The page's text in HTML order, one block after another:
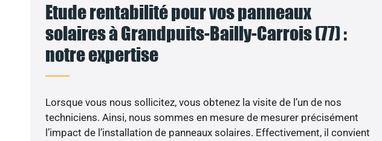
Etude rentabilité pour vos panneaux
solaires à Grandpuits-Bailly-Carrois (77) :
notre expertise
Lorsque vous nous sollicitez, vous obtenez la visite de l’un de nos
techniciens. Ainsi, nous sommes en mesure de mesurer précisément
l’impact de l’installation de panneaux solaires. Effectivement, il convient